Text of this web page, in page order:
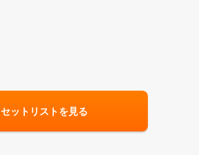
セットリストを見る